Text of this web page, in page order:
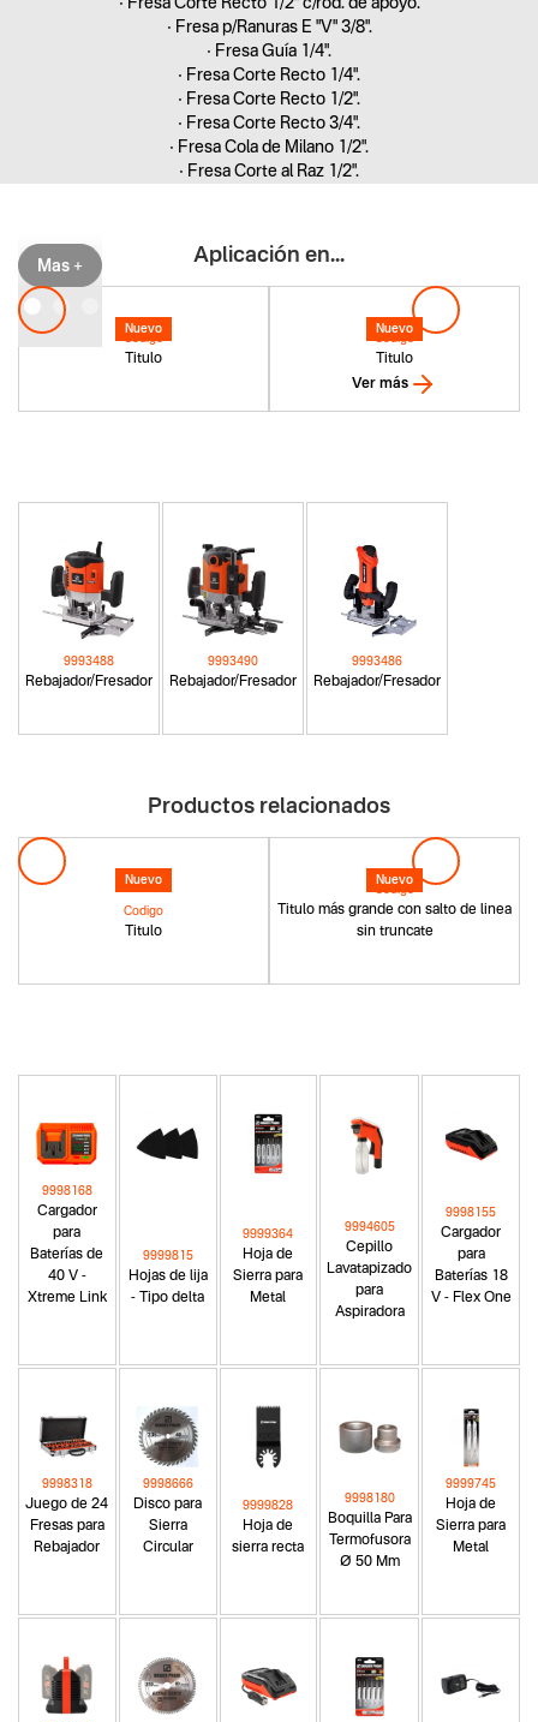
• Fresa Corte Recto 1/2" c/rod. de apoyo.
• Fresa p/Ranuras E "V" 3/8".
• Fresa Guía 1/4".
• Fresa Corte Recto 1/4".
• Fresa Corte Recto 1/2".
• Fresa Corte Recto 3/4".
• Fresa Cola de Milano 1/2".
• Fresa Corte al Raz 1/2".
• Fresa de Corte 1-3/16" c/rod. de apoyo.
• Fresa p/Media Caña R=1/2" c/rodamiento de apoyo.
• Fresa Moldura Romana R=5/32" c/rodamiento de apoyo
Mas + Aplicación en...
Nuevo
Titulo
Nuevo
Titulo
Ver más
Rebajador/Fresador
9993488
Rebajador/Fresador
9993490
Rebajador/Fresador
9993486
Productos relacionados
Nuevo
Titulo
Codigo
Nuevo
Titulo más grande con salto de linea
sin truncate
Cargador
para
Baterías de
40 V -
Xtreme Link
9998168
Hojas de lija
- Tipo delta
9999815
Hoja de
Sierra para
Metal
9999364
Cepillo
Lavatapizado
para
Aspiradora
9994605
Cargador
para
Baterías 18
V - Flex One
9998155
Juego de 24
Fresas para
Rebajador
9998318
Disco para
Sierra
Circular
9998666
Hoja de
sierra recta
9999828
Boquilla Para
Termofusora
Ø 50 Mm
9998180
Hoja de
Sierra para
Metal
9999745